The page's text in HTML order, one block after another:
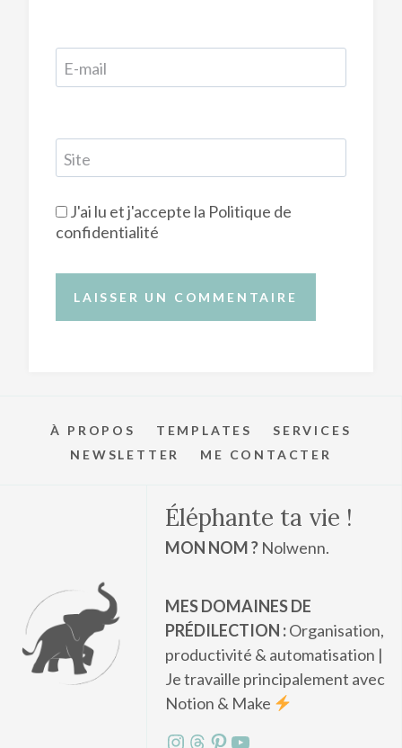
E-mail
Site
J'ai lu et j'accepte la Politique de
confidentialité
À PROPOS TEMPLATES
SERVICES
NEWSLETTER
ME CONTACTER
Éléphante ta vie !
MON NOM ?Nolwenn.
MES DOMAINES DE
PRÉDILECTION :Organisation,
productivité & automatisation |
Je travaille principalement avec
Notion & Make
Instagram
Threads
Pinterest
YouTube